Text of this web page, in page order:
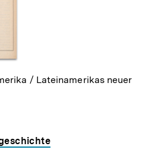
/ Lateinamerikas neuer